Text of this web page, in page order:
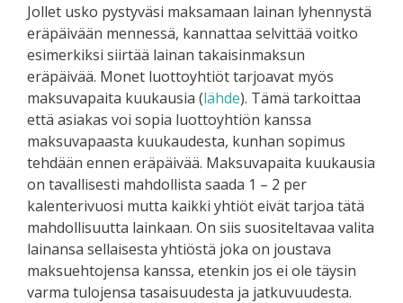
Jollet usko pystyväsi maksamaan lainan lyhennystä
eräpäivään mennessä, kannattaa selvittää voitko
esimerkiksi siirtää lainan takaisinmaksun
eräpäivää. Monet luottoyhtiöt tarjoavat myös
maksuvapaita kuukausia (lähde). Tämä tarkoittaa
että asiakas voi sopia luottoyhtiön kanssa
maksuvapaasta kuukaudesta, kunhan sopimus
tehdään ennen eräpäivää. Maksuvapaita kuukausia
on tavallisesti mahdollista saada 1 – 2 per
kalenterivuosi mutta kaikki yhtiöt eivät tarjoa tätä
mahdollisuutta lainkaan. On siis suositeltavaa valita
lainansa sellaisesta yhtiöstä joka on joustava
maksuehtojensa kanssa, etenkin jos ei ole täysin
varma tulojensa tasaisuudesta ja jatkuvuudesta.